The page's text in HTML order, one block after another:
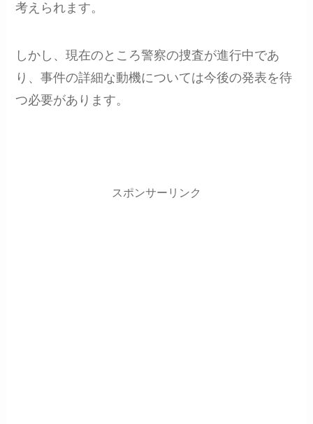
考えられます。
しかし、現在のところ警察の捜査が進行中であ
り、事件の詳細な動機については今後の発表を待
つ必要があります。
スポンサーリンク